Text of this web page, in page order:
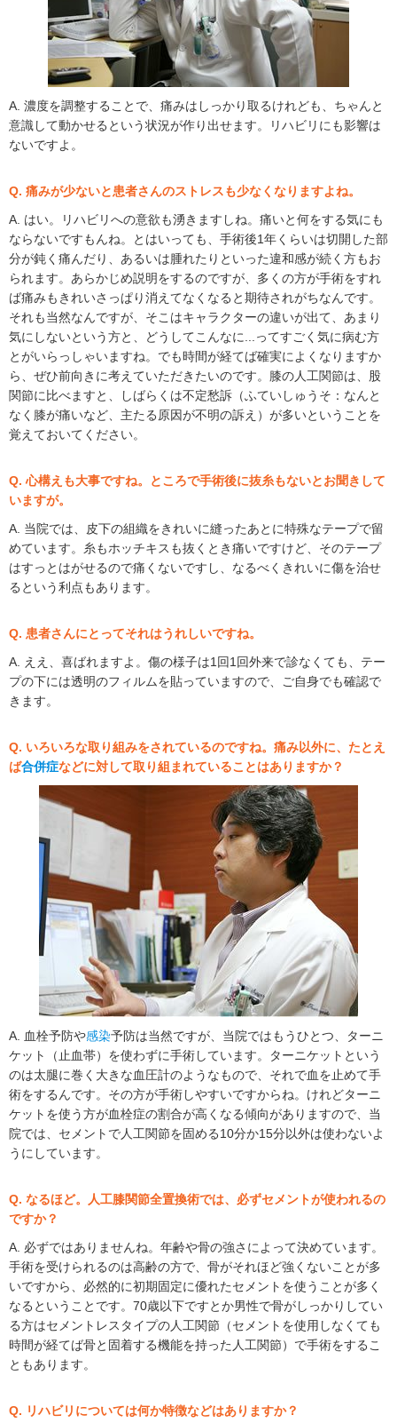
A. 濃度を調整することで、痛みはしっかり取るけれども、ちゃんと
意識して動かせるという状況が作り出せます。リハビリにも影響は
ないですよ。
Q. 痛みが少ないと患者さんのストレスも少なくなりますよね。
A. はい。リハビリへの意欲も湧きますしね。痛いと何をする気にも
ならないですもんね。とはいっても、手術後1年くらいは切開した部
分が鈍く痛んだり、あるいは腫れたりといった違和感が続く方もお
られます。あらかじめ説明をするのですが、多くの方が手術をすれ
ば痛みもきれいさっぱり消えてなくなると期待されがちなんです。
それも当然なんですが、そこはキャラクターの違いが出て、あまり
気にしないという方と、どうしてこんなに...ってすごく気に病む方
とがいらっしゃいますね。でも時間が経てば確実によくなりますか
ら、ぜひ前向きに考えていただきたいのです。膝の人工関節は、股
関節に比べますと、しばらくは不定愁訴（ふていしゅうそ：なんと
なく膝が痛いなど、主たる原因が不明の訴え）が多いということを
覚えておいてください。
Q. 心構えも大事ですね。ところで手術後に抜糸もないとお聞きして
いますが。
A. 当院では、皮下の組織をきれいに縫ったあとに特殊なテープで留
めています。糸もホッチキスも抜くとき痛いですけど、そのテープ
はすっとはがせるので痛くないですし、なるべくきれいに傷を治せ
るという利点もあります。
Q. 患者さんにとってそれはうれしいですね。
A. ええ、喜ばれますよ。傷の様子は1回1回外来で診なくても、テー
プの下には透明のフィルムを貼っていますので、ご自身でも確認で
きます。
Q. いろいろな取り組みをされているのですね。痛み以外に、たとえ
ば合併症などに対して取り組まれていることはありますか？
A. 血栓予防や感染予防は当然ですが、当院ではもうひとつ、ターニ
ケット（止血帯）を使わずに手術しています。ターニケットという
のは太腿に巻く大きな血圧計のようなもので、それで血を止めて手
術をするんです。その方が手術しやすいですからね。けれどターニ
ケットを使う方が血栓症の割合が高くなる傾向がありますので、当
院では、セメントで人工関節を固める10分か15分以外は使わないよ
うにしています。
Q. なるほど。人工膝関節全置換術では、必ずセメントが使われるの
ですか？
A. 必ずではありませんね。年齢や骨の強さによって決めています。
手術を受けられるのは高齢の方で、骨がそれほど強くないことが多
いですから、必然的に初期固定に優れたセメントを使うことが多く
なるということです。70歳以下ですとか男性で骨がしっかりしてい
る方はセメントレスタイプの人工関節（セメントを使用しなくても
時間が経てば骨と固着する機能を持った人工関節）で手術をするこ
ともあります。
Q. リハビリについては何か特徴などはありますか？